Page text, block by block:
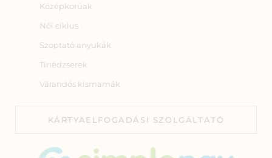
Középkorúak
Női ciklus
Szoptató anyukák
Tinédzserek
Várandós kismamák
KÁRTYAELFOGADÁSI SZOLGÁLTATÓ